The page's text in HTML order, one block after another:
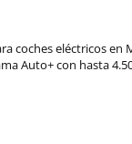
coches eléctricos en
Auto+ con hasta